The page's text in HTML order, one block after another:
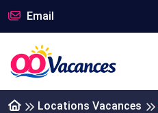
Email
Locations Vacances